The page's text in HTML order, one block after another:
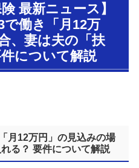
最新ニュース】
で働き「月12万
、妻は夫の「扶
について解説
月12万円」の見込みの場
る？ 要件について解説